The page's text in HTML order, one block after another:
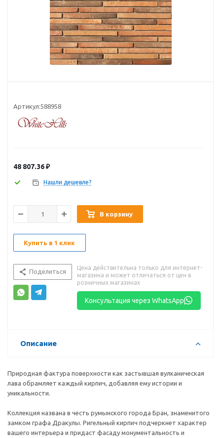
Артикул:588958
48 807.36₽
Нашли дешевле?
В корзину
Купить в 1 клик
Поделиться
Цена действительна только для интернет-
магазина и может отличаться от цен в
розничных магазинах
Консультация через WhatsApp
Описание
Природная фактура поверхности как застывшая вулканическая
лава обрамляет каждый кирпич, добавляя ему истории и
уникальности.
Коллекция названа в честь румынского города Бран, знаменитого
замком графа Дракулы. Ригельный кирпич подчеркнет характер
вашего интерьера и придаст фасаду монументальность и